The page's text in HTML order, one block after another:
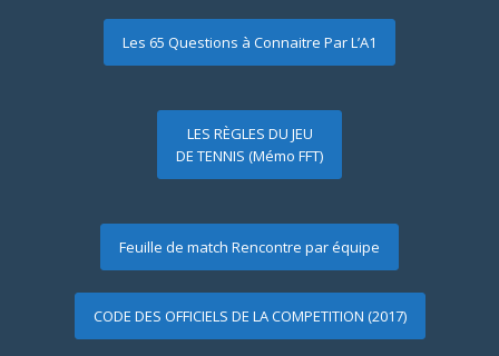
Les 65 Questions à Connaitre Par L’A1
LES RÈGLES DU JEU
DE TENNIS (Mémo FFT)
Feuille de match Rencontre par équipe
CODE DES OFFICIELS DE LA COMPETITION (2017)